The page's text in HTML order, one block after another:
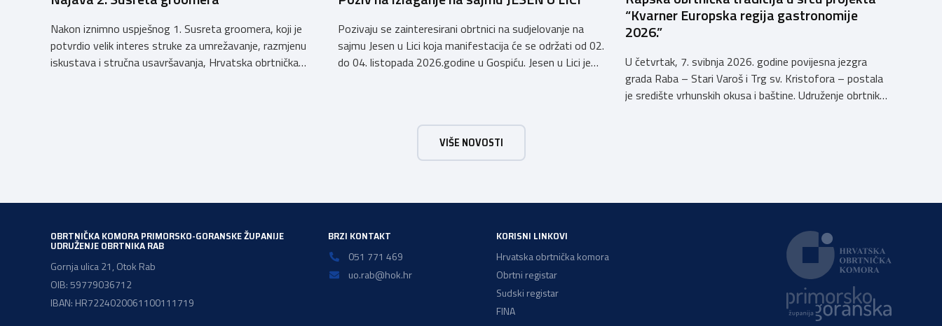
Nakon iznimno uspješnog 1. Susreta groomera, koji je
potvrdio velik interes struke za umrežavanje, razmjenu
iskustava i stručna usavršavanja, Hrvatska obrtnička
Pozivaju se zainteresirani obrtnici na sudjelovanje na
sajmu Jesen u Lici koja manifestacija će se održati od 02.
do 04. listopada 2026.godine u Gospiću. Jesen u Lici je
županije. Organizator izložbe […]
“Kvarner Europska regija gastronomije
2026.”
U četvrtak, 7. svibnja 2026. godine povijesna jezgra
grada Raba – Stari Varoš i Trg sv. Kristofora – postala
je središte vrhunskih okusa i baštine. Udruženje obrtnika
VIŠE NOVOSTI
OBRTNIČKA KOMORA PRIMORSKO-GORANSKE ŽUPANIJE
UDRUŽENJE OBRTNIKA RAB
Gornja ulica 21, Otok Rab
OIB: 59779036712
IBAN: HR7224020061100111719
BRZI KONTAKT
051 771 469
uo.rab@hok.hr
KORISNI LINKOVI
Hrvatska obrtnička komora
Obrtni registar
Sudski registar
FINA